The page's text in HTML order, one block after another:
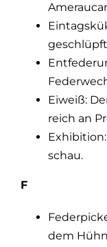
Eiweiß:
reich an
schau.
F
dem